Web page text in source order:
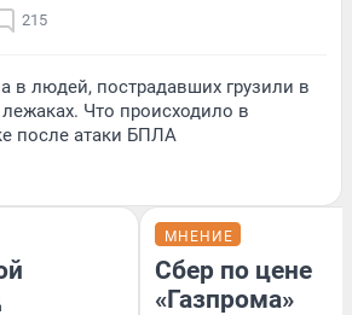
215
в людей, пострадавших грузили в
Что происходило в
после атаки БПЛА
МНЕНИЕ
Сбер по цене
«Газпрома»